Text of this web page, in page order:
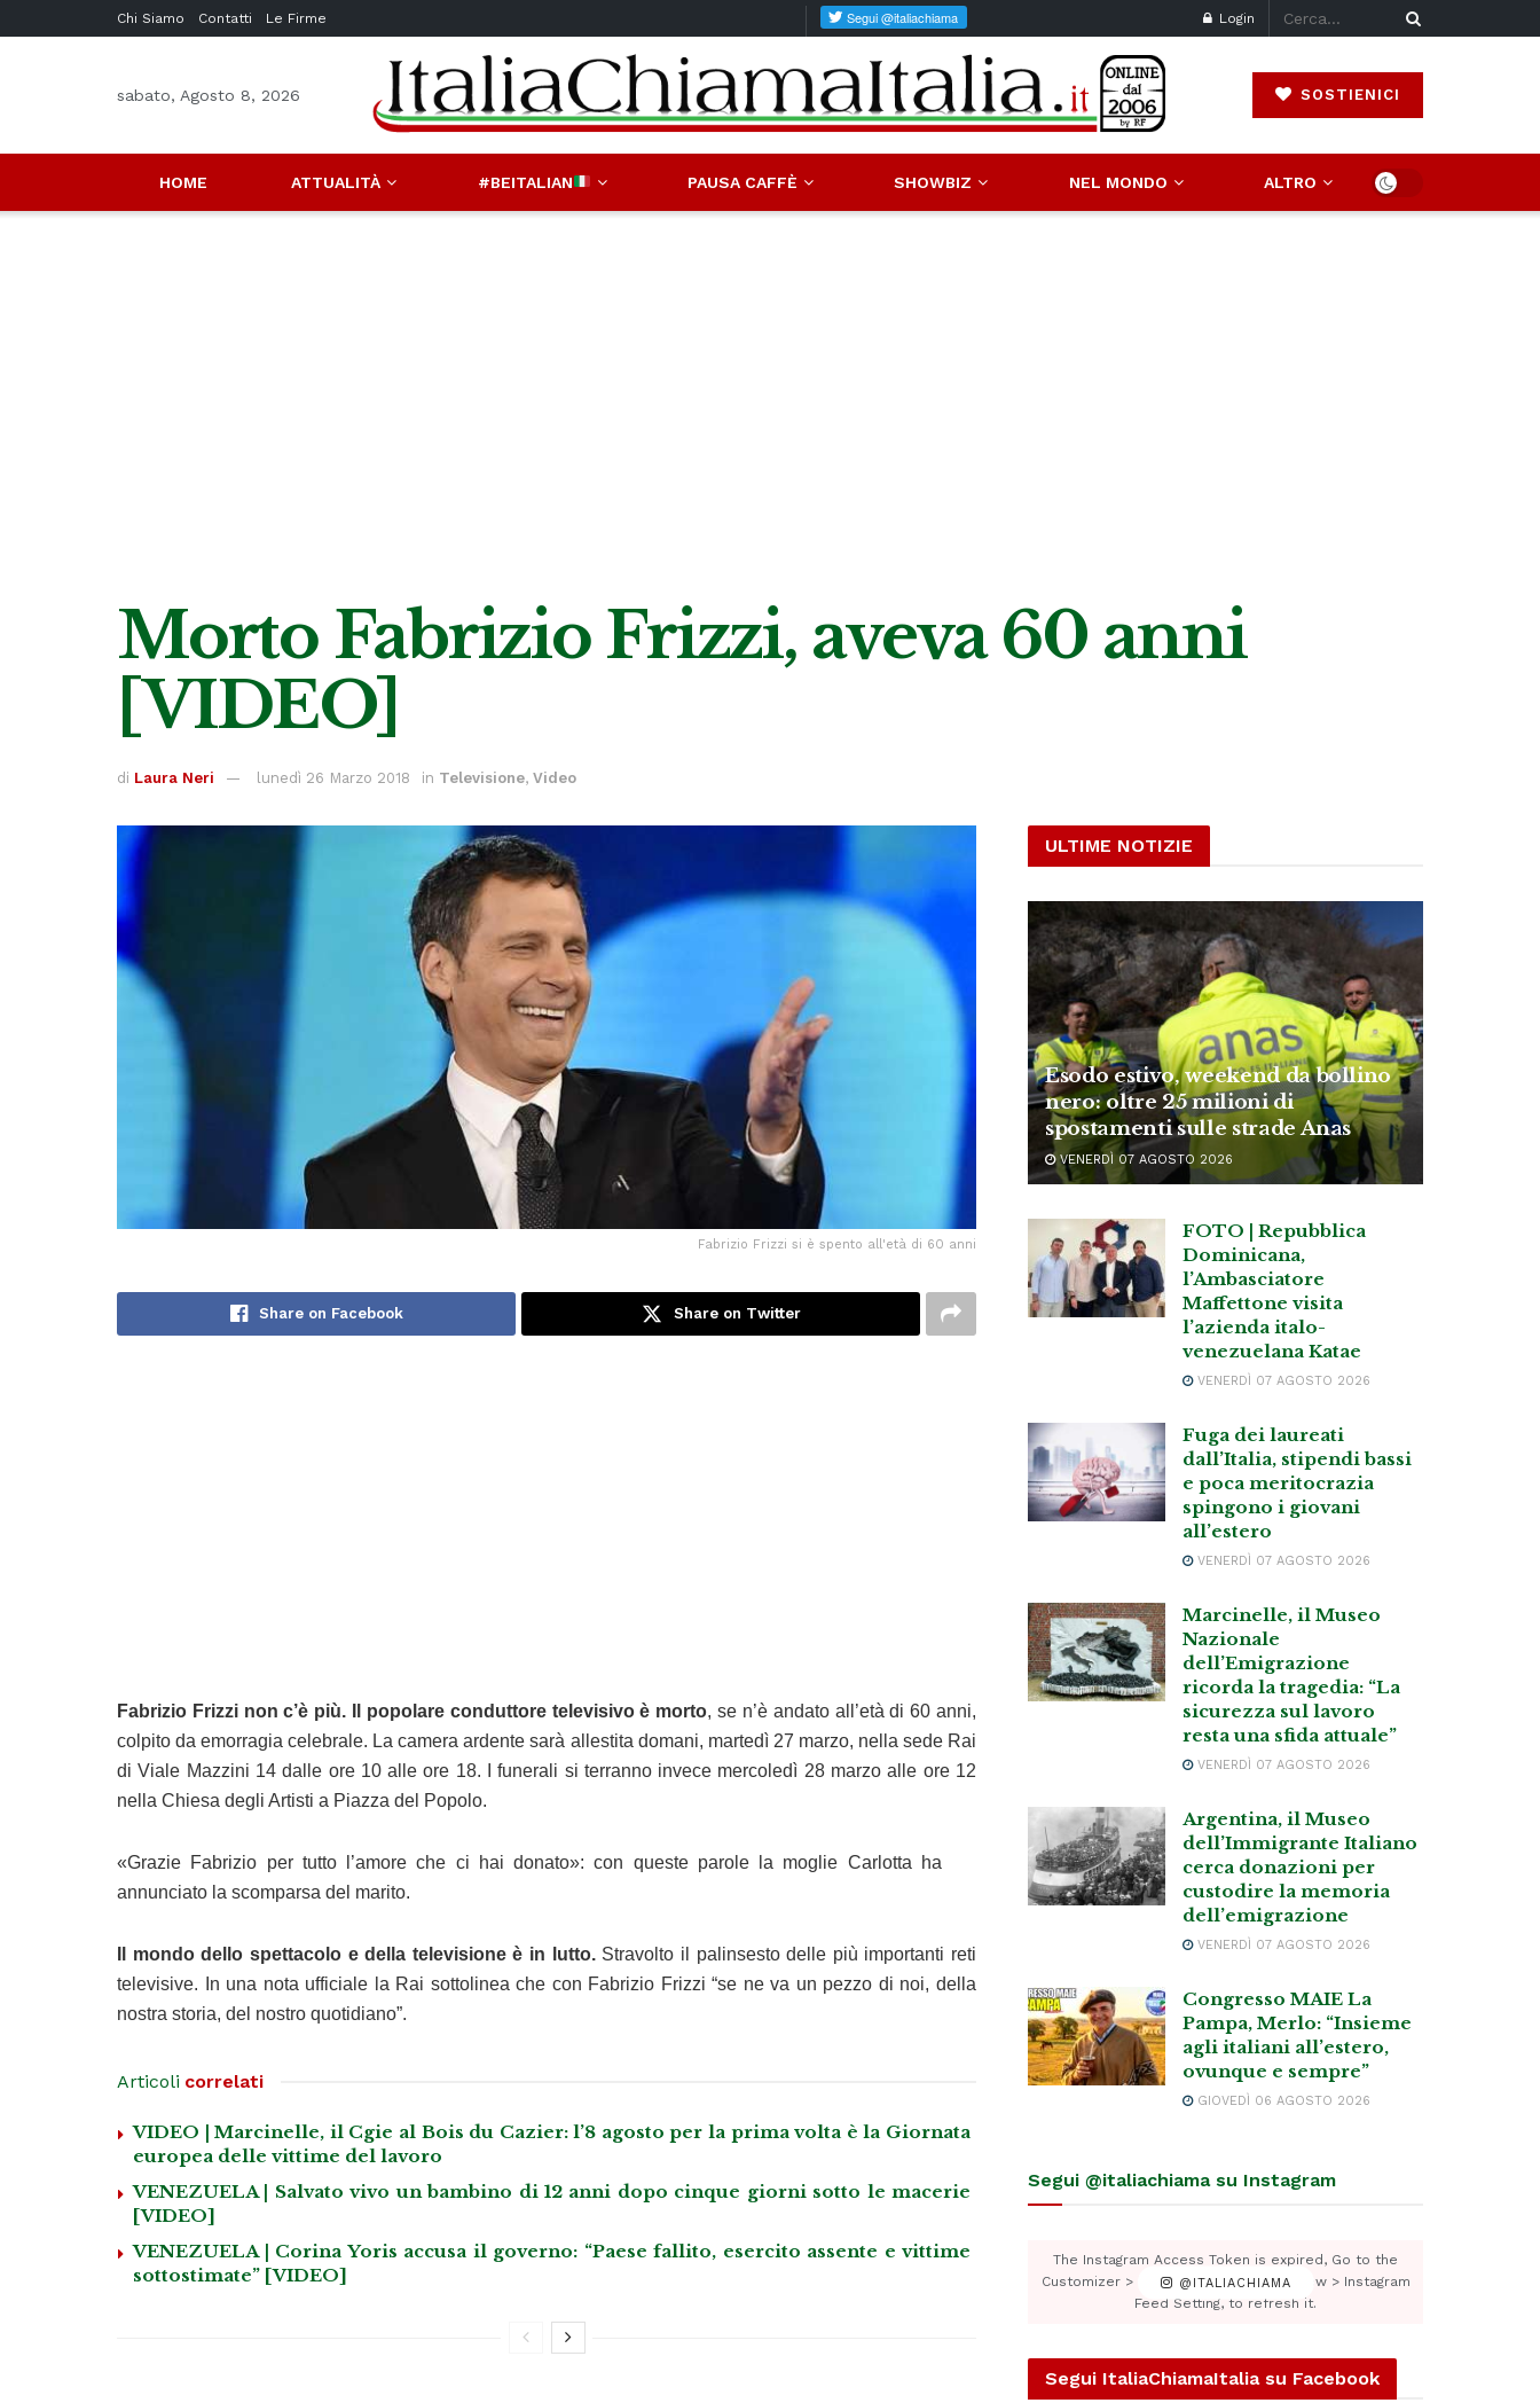
Chi Siamo Contatti Le Firme Login
sabato, Agosto 8, 2026 SOSTIENICI
HOME ATTUALITÀ #BEITALIAN PAUSA CAFFÈ SHOWBIZ NEL MONDO ALTRO
Morto Fabrizio Frizzi, aveva 60 anni
[VIDEO]
di Laura Neri lunedì 26 Marzo 2018 in Televisione, Video
Fabrizio Frizzi si è spento all'età di 60 anni
Share on Facebook Share on Twitter
Fabrizio Frizzi non c’è più. Il popolare conduttore televisivo è morto, se n’è andato all’età di 60 anni,
colpito da emorragia celebrale. La camera ardente sarà allestita domani, martedì 27 marzo, nella sede Rai
di Viale Mazzini 14 dalle ore 10 alle ore 18. I funerali si terranno invece mercoledì 28 marzo alle ore 12
nella Chiesa degli Artisti a Piazza del Popolo.
«Grazie Fabrizio per tutto l’amore che ci hai donato»: con queste parole la moglie Carlotta ha
annunciato la scomparsa del marito.
Il mondo dello spettacolo e della televisione è in lutto.Stravolto il palinsesto delle più importanti reti
televisive. In una nota ufficiale la Rai sottolinea che con Fabrizio Frizzi “se ne va un pezzo di noi, della
nostra storia, del nostro quotidiano”.
Articoli correlati
VIDEO | Marcinelle, il Cgie al Bois du Cazier: l’8 agosto per la prima volta è la Giornata
europea delle vittime del lavoro
VENEZUELA | Salvato vivo un bambino di 12 anni dopo cinque giorni sotto le macerie
[VIDEO]
VENEZUELA | Corina Yoris accusa il governo: “Paese fallito, esercito assente e vittime
sottostimate” [VIDEO]
ULTIME NOTIZIE
Esodo estivo, weekend da bollino
nero: oltre 25 milioni di
spostamenti sulle strade Anas
VENERDÌ 07 AGOSTO 2026
FOTO | Repubblica
Dominicana,
l’Ambasciatore
Maffettone visita
l’azienda italo-
venezuelana Katae
VENERDÌ 07 AGOSTO 2026
Fuga dei laureati
dall’Italia, stipendi bassi
e poca meritocrazia
spingono i giovani
all’estero
VENERDÌ 07 AGOSTO 2026
Marcinelle, il Museo
Nazionale
dell’Emigrazione
ricorda la tragedia: “La
sicurezza sul lavoro
resta una sfida attuale”
VENERDÌ 07 AGOSTO 2026
Argentina, il Museo
dell’Immigrante Italiano
cerca donazioni per
custodire la memoria
dell’emigrazione
VENERDÌ 07 AGOSTO 2026
Congresso MAIE La
Pampa, Merlo: “Insieme
agli italiani all’estero,
ovunque e sempre”
GIOVEDÌ 06 AGOSTO 2026
Segui @italiachiama su Instagram
@ITALIACHIAMA
The Instagram Access Token is expired, Go to the
Customizer > JNews : Social, Like & View > Instagram
Feed Setting, to refresh it.
Segui ItaliaChiamaItalia su Facebook